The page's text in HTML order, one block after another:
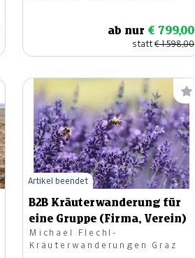
ab nur € 799,00
statt€ 1.598,00
B2B Kräuterwanderung für
eine Gruppe (Firma, Verein)
Michael Flechl-
Kräuterwanderungen Graz
Artikel beendet